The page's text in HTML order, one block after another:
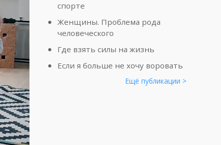
спорте
Женщины. Проблема рода
человеческого
Где взять силы на жизнь
Если я больше не хочу воровать
Ещё публикации >